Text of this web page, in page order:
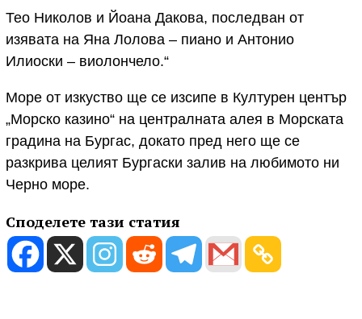
Тео Николов и Йоана Дакова, последван от
изявата на Яна Лолова – пиано и Антонио
Илиоски – виолончело.“
Море от изкуство ще се изсипе в Културен център
„Морско казино“ на централната алея в Морската
градина на Бургас, докато пред него ще се
разкрива целият Бургаски залив на любимото ни
Черно море.
Споделете тази статия